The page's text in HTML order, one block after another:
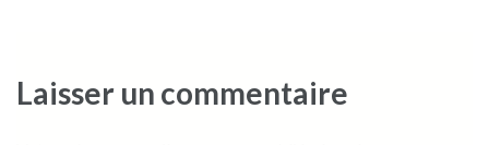
Laisser un commentaire